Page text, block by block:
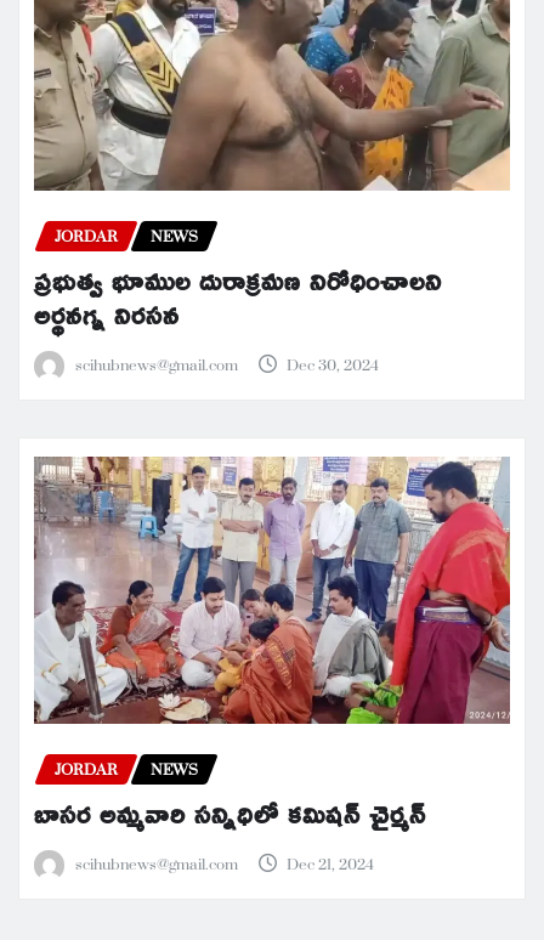
JORDAR NEWS
ప్రభుత్వ భూముల దురాక్రమణ నిరోధించాలని
అర్థనగ్న నిరసన
scihubnews@gmail.com Dec 30, 2024
JORDAR NEWS
బాసర అమ్మవారి సన్నిధిలో కమిషన్ చైర్మన్
scihubnews@gmail.com Dec 21, 2024